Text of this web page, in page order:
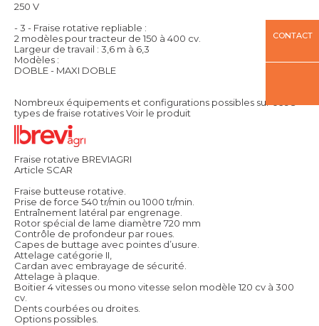
250 V
- 3 - Fraise rotative repliable :
2 modèles pour tracteur de 150 à 400 cv.
Largeur de travail : 3,6 m à 6,3
Modèles :
DOBLE - MAXI DOBLE
Nombreux équipements et configurations possibles sur ces 3
types de fraise rotativesVoir le produit
Fraise rotative BREVIAGRI
Article SCAR
Fraise butteuse rotative.
Prise de force 540 tr/min ou 1000 tr/min.
Entraînement latéral par engrenage.
Rotor spécial de lame diamètre 720 mm
Contrôle de profondeur par roues.
Capes de buttage avec pointes d’usure.
Attelage catégorie II,
Cardan avec embrayage de sécurité.
Attelage à plaque.
Boitier 4 vitesses ou mono vitesse selon modèle 120 cv à 300
cv.
Dents courbées ou droites.
Options possibles.
CONTACT